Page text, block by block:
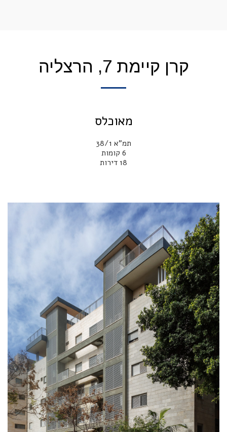
קרן קיימת 7, הרצליה
מאוכלס
תמ"א 38/1